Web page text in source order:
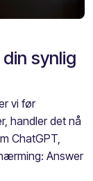
synlig
vi før
handler det nå
ChatGPT,
Answer